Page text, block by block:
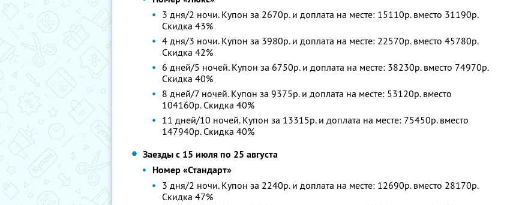
3 дня/2 ночи. Купон за 2670р. и доплата на месте: 15110р. вместо 31190р.
Скидка 43%
4 дня/3 ночи. Купон за 3980р. и доплата на месте: 22570р. вместо 45780р.
Скидка 42%
6 дней/5 ночей. Купон за 6750р. и доплата на месте: 38230р. вместо 74970р.
Скидка 40%
8 дней/7 ночей. Купон за 9375р. и доплата на месте: 53120р. вместо
104160р. Скидка 40%
11 дней/10 ночей. Купон за 13315р. и доплата на месте: 75450р. вместо
147940р. Скидка 40%
Заезды с 15 июля по 25 августа
Номер «Стандарт»
3 дня/2 ночи. Купон за 2240р. и доплата на месте: 12690р. вместо 28170р.
Скидка 47%